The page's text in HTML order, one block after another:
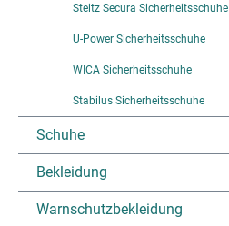
Steitz Secura Sicherheitsschuhe
U-Power Sicherheitsschuhe
WICA Sicherheitsschuhe
Stabilus Sicherheitsschuhe
Schuhe
Bekleidung
Warnschutzbekleidung